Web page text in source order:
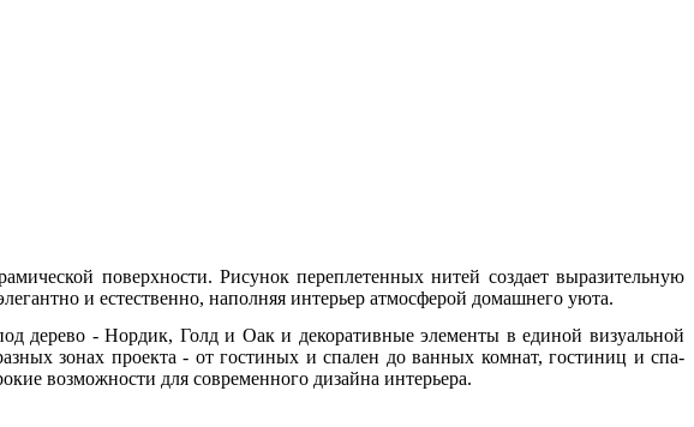
поверхности. Рисунок переплетенных нитей создает выразительную
и естественно, наполняя интерьер атмосферой домашнего уюта.
дерево - Нордик, Голд и Оак и декоративные элементы в единой визуальной
зонах проекта - от гостиных и спален до ванных комнат, гостиниц и спа-
возможности для современного дизайна интерьера.